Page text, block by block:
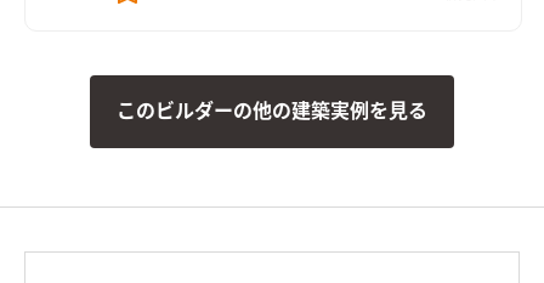
オール電化住宅（ＦＰの家）です。
このビルダーの他の建築実例を見る